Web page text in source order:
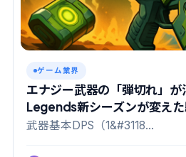
ゲーム業界
エナジー武器の「弾切れ」
Legends新シーズンが変え
武器基本DPS（1&#3118…